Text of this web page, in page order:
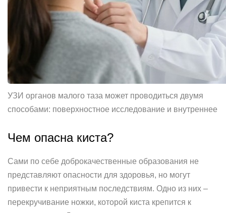
УЗИ органов малого таза может проводиться двумя
способами: поверхностное исследование и внутреннее
Чем опасна киста?
Сами по себе доброкачественные образования не
представляют опасности для здоровья, но могут
привести к неприятным последствиям. Одно из них –
перекручивание ножки, которой киста крепится к